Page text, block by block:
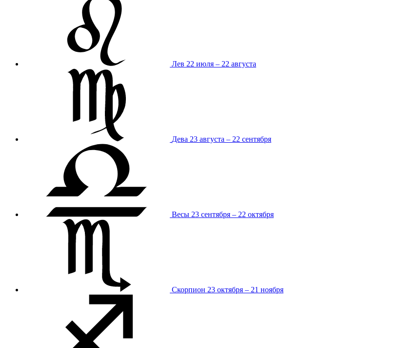
Лев 22 июля – 22 августа
Дева 23 августа – 22 сентября
Весы 23 сентября – 22 октября
Скорпион 23 октября – 21 ноября